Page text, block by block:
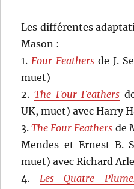
Les différentes
Mason :
1. Four Feathers de J.
muet)
2. The Four Feathers
UK, muet) avec Harry
3.The Four Feathers de
Mendes et Ernest B.
muet) avec Richard
4. Les Quatre